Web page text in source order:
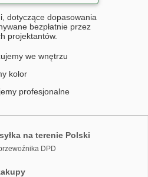
dotyczące dopasowania
bezpłatnie przez
projektantów.
we wnętrzu
kolor
profesjonalne
na terenie Polski
DPD